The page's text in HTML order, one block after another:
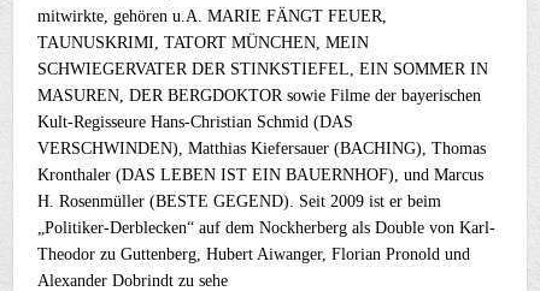
mitwirkte, gehören u.A. MARIE FÄNGT FEUER,
TAUNUSKRIMI, TATORT MÜNCHEN, MEIN
SCHWIEGERVATER DER STINKSTIEFEL, EIN SOMMER IN
MASUREN, DER BERGDOKTOR sowie Filme der bayerischen
Kult-Regisseure Hans-Christian Schmid (DAS
VERSCHWINDEN), Matthias Kiefersauer (BACHING), Thomas
Kronthaler (DAS LEBEN IST EIN BAUERNHOF), und Marcus
H. Rosenmüller (BESTE GEGEND). Seit 2009 ist er beim
„Politiker-Derblecken“ auf dem Nockherberg als Double von Karl-
Theodor zu Guttenberg, Hubert Aiwanger, Florian Pronold und
Alexander Dobrindt zu sehe